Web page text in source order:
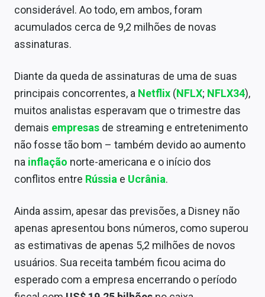
considerável. Ao todo, em ambos, foram
acumulados cerca de 9,2 milhões de novas
assinaturas.
Diante da queda de assinaturas de uma de suas
principais concorrentes, a Netflix (NFLX; NFLX34),
muitos analistas esperavam que o trimestre das
demais empresas de streaming e entretenimento
não fosse tão bom – também devido ao aumento
na inflação norte-americana e o início dos
conflitos entre Rússia e Ucrânia.
Ainda assim, apesar das previsões, a Disney não
apenas apresentou bons números, como superou
as estimativas de apenas 5,2 milhões de novos
usuários. Sua receita também ficou acima do
esperado com a empresa encerrando o período